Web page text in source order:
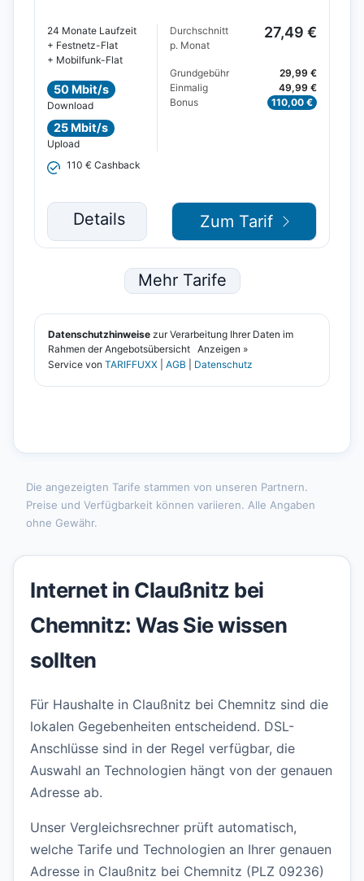
Die angezeigten Tarife stammen von unseren Partnern.
Preise und Verfügbarkeit können variieren. Alle Angaben
ohne Gewähr.
Internet in Claußnitz bei
Chemnitz: Was Sie wissen
sollten
Für Haushalte in Claußnitz bei Chemnitz sind die
lokalen Gegebenheiten entscheidend. DSL-
Anschlüsse sind in der Regel verfügbar, die
Auswahl an Technologien hängt von der genauen
Adresse ab.
Unser Vergleichsrechner prüft automatisch,
welche Tarife und Technologien an Ihrer genauen
Adresse in Claußnitz bei Chemnitz (PLZ 09236)